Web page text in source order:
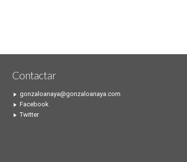
Contactar
gonzaloanaya@gonzaloanaya.com
Facebook
Twitter